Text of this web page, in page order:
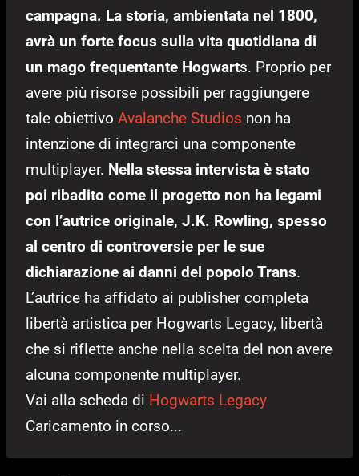
campagna. La storia, ambientata nel 1800,
avrà un forte focus sulla vita quotidiana di
un mago frequentante Hogwarts. Proprio per
avere più risorse possibili per raggiungere
tale obiettivo Avalanche Studios non ha
intenzione di integrarci una componente
multiplayer. Nella stessa intervista è stato
poi ribadito come il progetto non ha legami
con l’autrice originale, J.K. Rowling, spesso
al centro di controversie per le sue
dichiarazione ai danni del popolo Trans.
L’autrice ha affidato ai publisher completa
libertà artistica per Hogwarts Legacy, libertà
che si riflette anche nella scelta del non avere
alcuna componente multiplayer.
Vai alla scheda di Hogwarts Legacy
Caricamento in corso...